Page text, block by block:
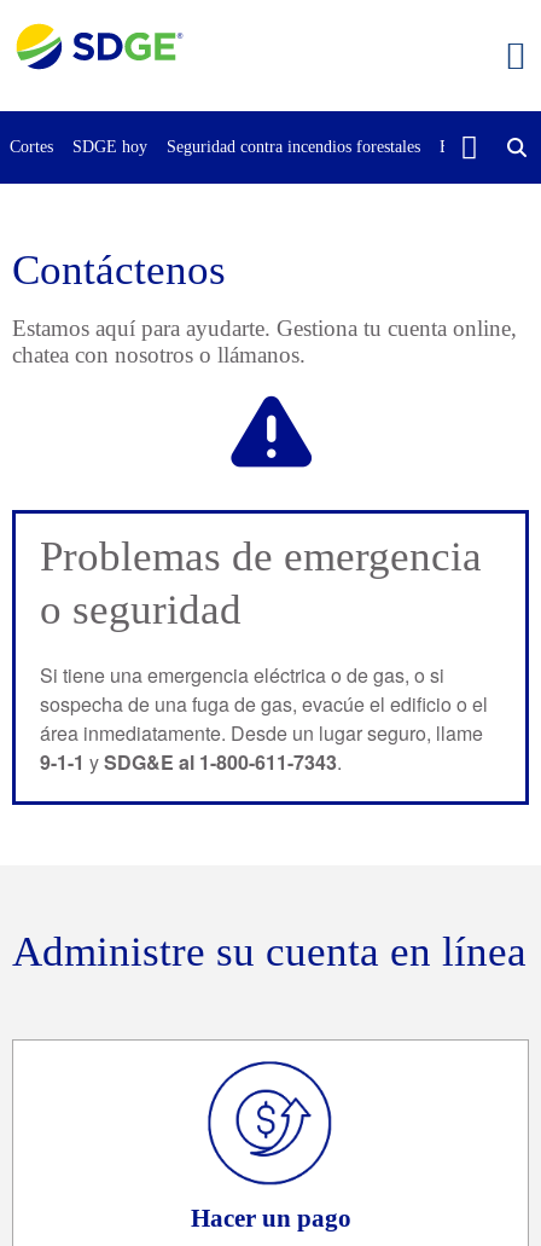
contenido
Cortes SDGE hoy Seguridad contra incendios forestales Buscar
Contáctenos
Estamos aquí para ayudarte. Gestiona tu cuenta online,
chatea con nosotros o llámanos.
Problemas de emergencia
o seguridad
Si tiene una emergencia eléctrica o de gas, o si
sospecha de una fuga de gas, evacúe el edificio o el
área inmediatamente. Desde un lugar seguro, llame
9-1-1 ySDG&E al 1-800-611-7343.
Administre su cuenta en línea
Hacer un pago